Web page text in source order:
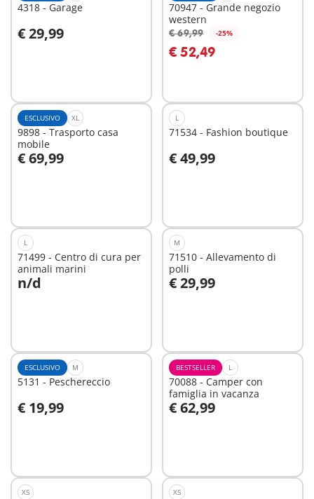
4318 - Garage
€ 29,99
Aggiungi al carrello
70947 - Grande negozio
western
€ 69,99 -25%
€ 52,49
Aggiungi al carrello
ESCLUSIVO XL
9898 - Trasporto casa
mobile
€ 69,99
Aggiungi al carrello
L
71534 - Fashion boutique
€ 49,99
Aggiungi al carrello
L
71499 - Centro di cura per
animali marini
n/d
M
71510 - Allevamento di
polli
€ 29,99
Aggiungi al carrello
ESCLUSIVO M
5131 - Peschereccio
€ 19,99
BESTSELLER L
70088 - Camper con
famiglia in vacanza
€ 62,99
XS XS